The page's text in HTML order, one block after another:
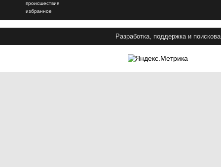
происшествия
избранное
Разработка, поддержка и